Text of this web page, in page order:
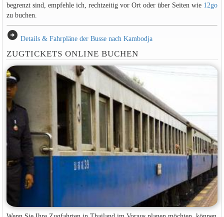
begrenzt sind, empfehle ich, rechtzeitig vor Ort oder über Seiten wie 12go
zu buchen.
arrow_circle_right Details & Fahrpläne der Busse nach Kambodja
ZUGTICKETS ONLINE BUCHEN